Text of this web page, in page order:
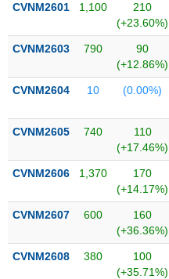
thái
phiếu
mô
thị
Niêm
Niêm
mới
CVNM2601 1,100
210
(+23.60%)
CVNM2603 790
90
(+12.86%)
CVNM2604 10 (0.00%)
CVNM2605 740
110
(+17.46%)
CVNM2606 1,370
170
(+14.17%)
CVNM2607 600
160
(+36.36%)
CVNM2608 380
100
(+35.71%)
NGÀNH
DOANH
NGHIỆP
PHIẾU
PHÁI